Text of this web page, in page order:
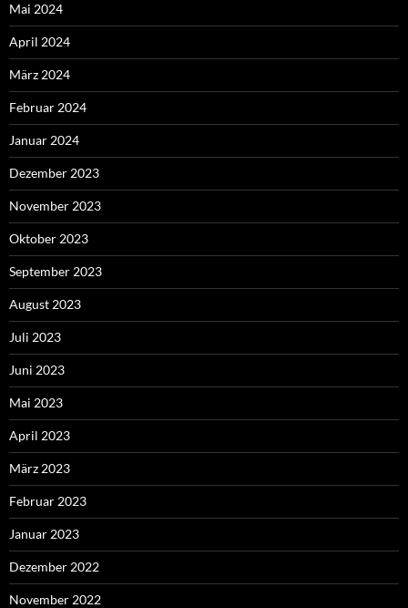
Mai 2024
April 2024
März 2024
Februar 2024
Januar 2024
Dezember 2023
November 2023
Oktober 2023
September 2023
August 2023
Juli 2023
Juni 2023
Mai 2023
April 2023
März 2023
Februar 2023
Januar 2023
Dezember 2022
November 2022